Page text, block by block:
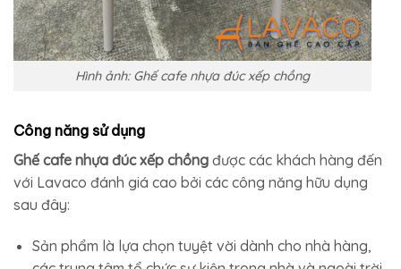
Hình ảnh: Ghế cafe nhựa đúc xếp chồng
Công năng sử dụng
Ghế cafe nhựa đúc xếp chồng được các khách hàng đến
với Lavaco đánh giá cao bởi các công năng hữu dụng
sau đây:
Sản phẩm là lựa chọn tuyệt vời dành cho nhà hàng,